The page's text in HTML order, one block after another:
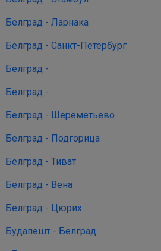
Белград - Ларнака
Белград - Санкт-Петербург
Белград -
Белград -
Белград - Шереметьево
Белград - Подгорица
Белград - Тиват
Белград - Вена
Белград - Цюрих
Будапешт - Белград